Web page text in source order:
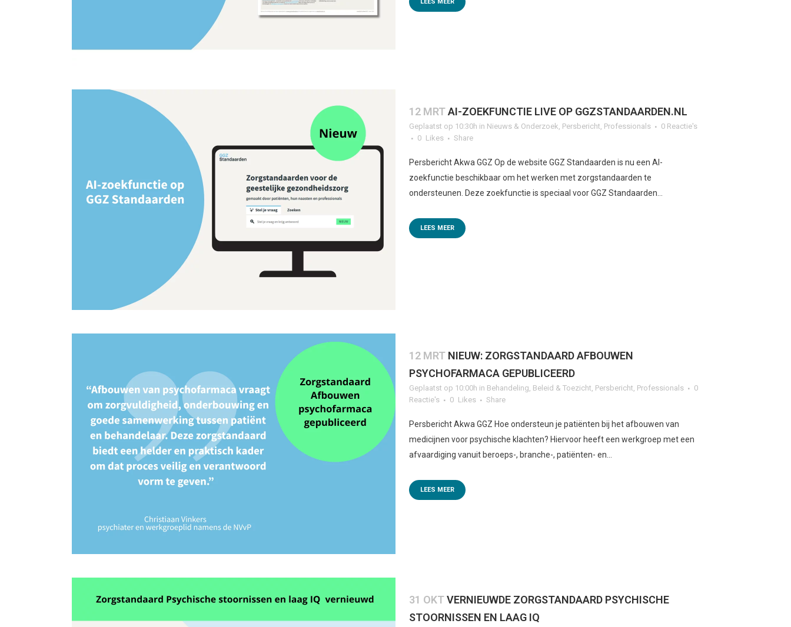
12 MRTAI-ZOEKFUNCTIE LIVE OP GGZSTANDAARDEN.NL
Geplaatst op 10:30h in Nieuws & Onderzoek, Persbericht, Professionals
0 Reactie's
0 Likes Share
Persbericht Akwa GGZ Op de website GGZ Standaarden is nu een AI-
zoekfunctie beschikbaar om het werken met zorgstandaarden te
ondersteunen. Deze zoekfunctie is speciaal voor GGZ Standaarden...
LEES MEER
12 MRT NIEUW: ZORGSTANDAARD AFBOUWEN
PSYCHOFARMACA GEPUBLICEERD
Geplaatst op 10:00h in Behandeling, Beleid & Toezicht, Persbericht, Professionals
0
Reactie's
0 Likes Share
Persbericht Akwa GGZ Hoe ondersteun je patiënten bij het afbouwen van
medicijnen voor psychische klachten? Hiervoor heeft een werkgroep met een
afvaardiging vanuit beroeps-, branche-, patiënten- en...
LEES MEER
31 OKTVERNIEUWDE ZORGSTANDAARD PSYCHISCHE
STOORNISSEN EN LAAG IQ